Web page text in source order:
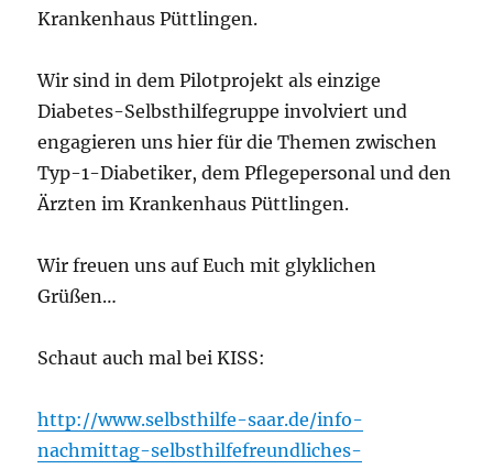
Krankenhaus Püttlingen.
Wir sind in dem Pilotprojekt als einzige
Diabetes-Selbsthilfegruppe involviert und
engagieren uns hier für die Themen zwischen
Typ-1-Diabetiker, dem Pflegepersonal und den
Ärzten im Krankenhaus Püttlingen.
Wir freuen uns auf Euch mit glyklichen
Grüßen…
Schaut auch mal bei KISS:
http://www.selbsthilfe-saar.de/info-
nachmittag-selbsthilfefreundliches-